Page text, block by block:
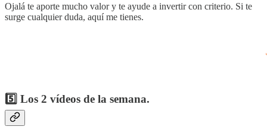
Ojalá te aporte mucho valor y te ayude a invertir con criterio. Si te
surge cualquier duda, aquí me tienes.
5️⃣ Los 2 vídeos de la semana.